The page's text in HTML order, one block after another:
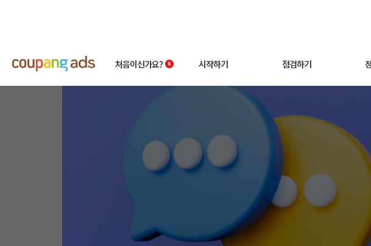
처음이신가요?
성공사례
시작하기
상품 소개서
첫 광고 혜택
점검하기
매출최적화 광고
운영하기
성과 분석하기
‘AI 기반 상품명 자동 최적화 기능’으로